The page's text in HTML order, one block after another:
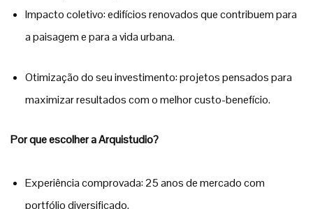
Impacto coletivo: edifícios renovados que contribuem para
a paisagem e para a vida urbana.
Otimização do seu investimento: projetos pensados para
maximizar resultados com o melhor custo-benefício.
Por que escolher a Arquistudio?
Experiência comprovada: 25 anos de mercado com
portfólio diversificado.